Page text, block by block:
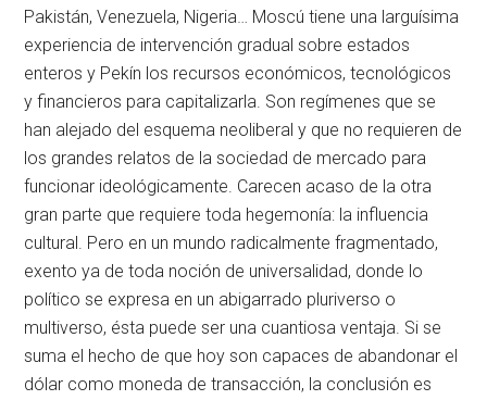
Pakistán, Venezuela, Nigeria… Moscú tiene una larguísima
experiencia de intervención gradual sobre estados
enteros y Pekín los recursos económicos, tecnológicos
y financieros para capitalizarla. Son regímenes que se
han alejado del esquema neoliberal y que no requieren de
los grandes relatos de la sociedad de mercado para
funcionar ideológicamente. Carecen acaso de la otra
gran parte que requiere toda hegemonía: la influencia
cultural. Pero en un mundo radicalmente fragmentado,
exento ya de toda noción de universalidad, donde lo
político se expresa en un abigarrado pluriverso o
multiverso, ésta puede ser una cuantiosa ventaja. Si se
suma el hecho de que hoy son capaces de abandonar el
dólar como moneda de transacción, la conclusión es